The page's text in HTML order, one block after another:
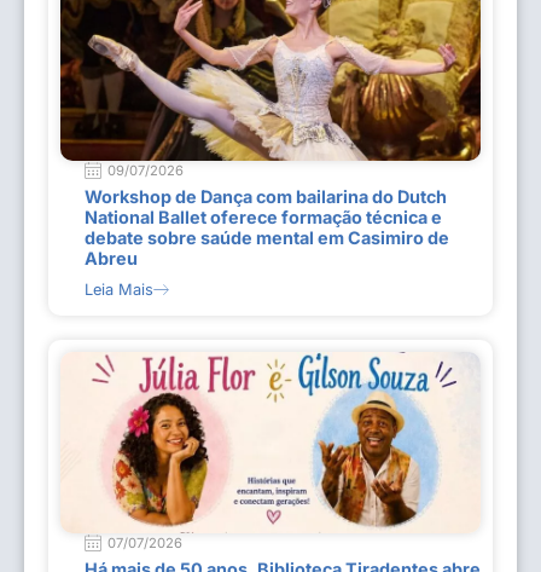
09/07/2026
Workshop de Dança com bailarina do Dutch
National Ballet oferece formação técnica e
debate sobre saúde mental em Casimiro de
Abreu
Leia Mais
07/07/2026